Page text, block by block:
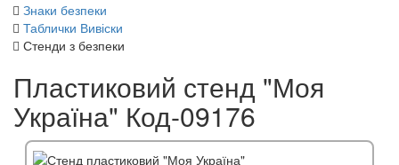
Знаки безпеки
Таблички Вивіски
Стенди з безпеки
Пластиковий стенд "Моя
Україна" Код-09176